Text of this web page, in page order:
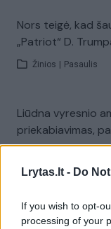
Lrytas.lt - Do
If you wish to opt-
processing of your
Nors teigė, kad
„Patriot“ D.
Žinios Pasaulis
Liūdna vyresnio
priekabiavimas,
Tailandą sukrėtė
paauglys nušovė